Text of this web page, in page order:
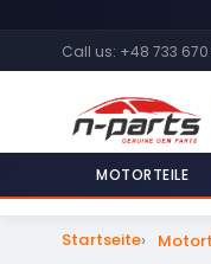
Call us: +48 733
MOTORTEILE
Startseite